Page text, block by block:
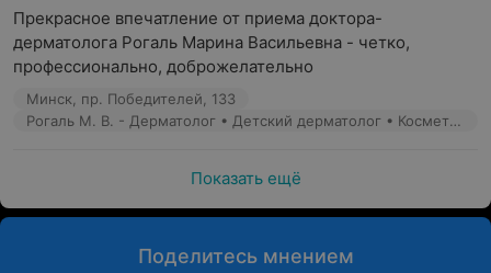
сообщите, онлайн-консультация какого специалиста
вам необходима.
Согласуйте с администратором дату и время
онлайн-консультации.
Администратор вышлет ссылку на консультацию.
Оплатите онлайн-консультацию (по карте
консультации с врачом.
Прекрасное впечатление от приема доктора-
дерматолога Рогаль Марина Васильевна - четко,
профессионально, доброжелательно
Минск, пр. Победителей, 133
Рогаль М. В. - Дерматолог • Детский дерматолог • Косметолог • Дерматовенеролог
Показать ещё
Поделитесь мнением